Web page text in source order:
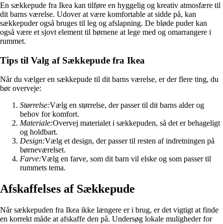
En sækkepude fra Ikea kan tilføre en hyggelig og kreativ atmosfære til
dit barns værelse. Udover at være komfortable at sidde på, kan
sækkepuder også bruges til leg og afslapning. De bløde puder kan
også være et sjovt element til børnene at lege med og omarrangere i
rummet.
Tips til Valg af Sækkepude fra Ikea
Når du vælger en sækkepude til dit barns værelse, er der flere ting, du
bør overveje:
Størrelse:Vælg en størrelse, der passer til dit barns alder og
behov for komfort.
Materiale:Overvej materialet i sækkepuden, så det er behageligt
og holdbart.
Design:Vælg et design, der passer til resten af indretningen på
børneværelset.
Farve:Vælg en farve, som dit barn vil elske og som passer til
rummets tema.
Afskaffelses af Sækkepude
Når sækkepuden fra Ikea ikke længere er i brug, er det vigtigt at finde
en korrekt måde at afskaffe den på. Undersøg lokale muligheder for